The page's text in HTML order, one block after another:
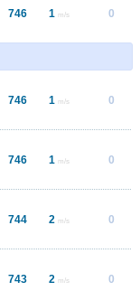
746 1 m/s 0
746 1 m/s 0
746 1 m/s 0
744 2 m/s 0
743 2 m/s 0